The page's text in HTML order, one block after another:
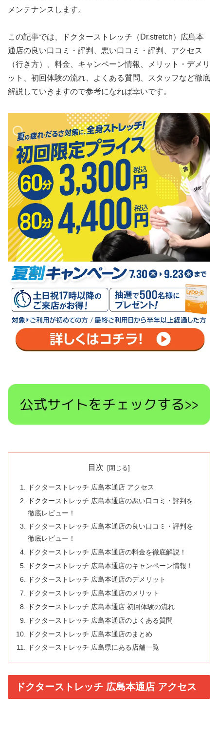
メンテナンスします。
この記事では、ドクターストレッチ（Dr.stretch）広島本
通店の良い口コミ・評判、悪い口コミ・評判、アクセス
（行き方）、料金、キャンペーン情報、メリット・デメリ
ット、初回体験の流れ、よくある質問、スタッフなど徹底
解説していきますので参考になれば幸いです。
目次
ドクターストレッチ 広島本通店 アクセス
ドクターストレッチ 広島本通店の悪い口コミ・評判を
徹底レビュー！
ドクターストレッチ 広島本通店の良い口コミ・評判を
徹底レビュー！
ドクターストレッチ 広島本通店の料金を徹底解説！
ドクターストレッチ 広島本通店のキャンペーン情報！
ドクターストレッチ 広島本通店のデメリット
ドクターストレッチ 広島本通店のメリット
ドクターストレッチ 広島本通店 初回体験の流れ
ドクターストレッチ 広島本通店のよくある質問
ドクターストレッチ 広島本通店のまとめ
ドクターストレッチ 広島県にある店舗一覧
ドクターストレッチ 広島本通店 アクセス